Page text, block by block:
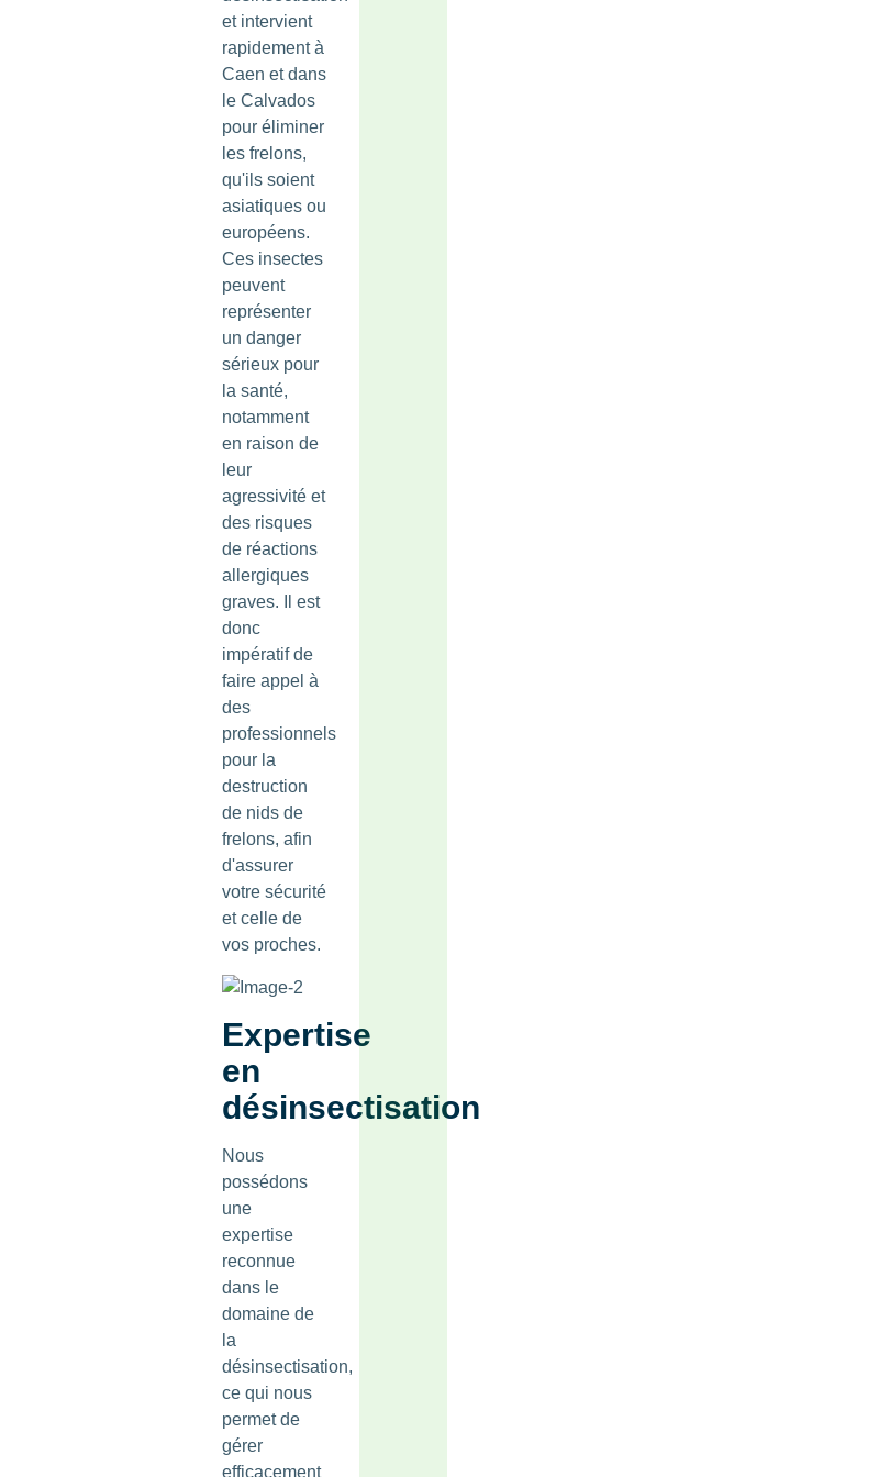
et intervient
rapidement à
Caen et dans
le Calvados
pour éliminer
les frelons,
qu'ils soient
asiatiques ou
européens.
Ces insectes
peuvent
représenter
un danger
sérieux pour
la santé,
notamment
en raison de
leur
agressivité et
des risques
de réactions
allergiques
graves. Il est
donc
impératif de
faire appel à
des
professionnels
pour la
destruction
de nids de
frelons, afin
d'assurer
votre sécurité
et celle de
vos proches.
Expertise
en
désinsectisation
Nous
possédons
une
expertise
reconnue
dans le
domaine de
la
désinsectisation,
ce qui nous
permet de
gérer
efficacement